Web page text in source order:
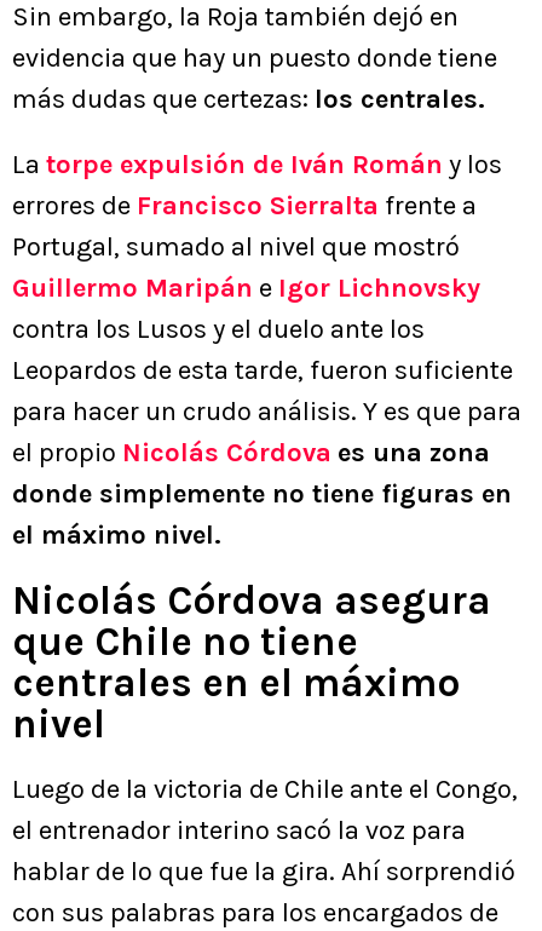
Sin embargo, la Roja también dejó en
evidencia que hay un puesto donde tiene
más dudas que certezas: los centrales.
La torpe expulsión de Iván Román y los
errores de Francisco Sierralta frente a
Portugal, sumado al nivel que mostró
Guillermo Maripán e Igor Lichnovsky
contra los Lusos y el duelo ante los
Leopardos de esta tarde, fueron suficiente
para hacer un crudo análisis. Y es que para
el propio Nicolás Córdova es una zona
donde simplemente no tiene figuras en
el máximo nivel.
Nicolás Córdova asegura
que Chile no tiene
centrales en el máximo
nivel
Luego de la victoria de Chile ante el Congo,
el entrenador interino sacó la voz para
hablar de lo que fue la gira. Ahí sorprendió
con sus palabras para los encargados de